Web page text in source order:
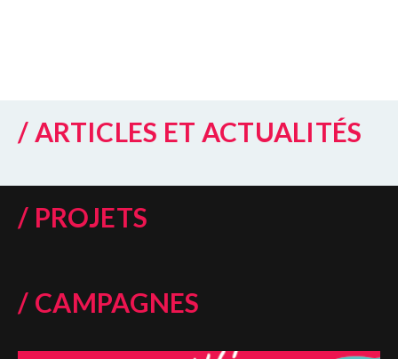
/ ARTICLES ET ACTUALITÉS
/ PROJETS
/ CAMPAGNES